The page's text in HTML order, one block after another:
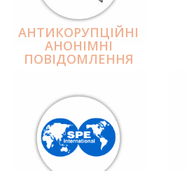
АНТИКОРУПЦІЙНІ
АНОНІМНІ
ПОВІДОМЛЕННЯ